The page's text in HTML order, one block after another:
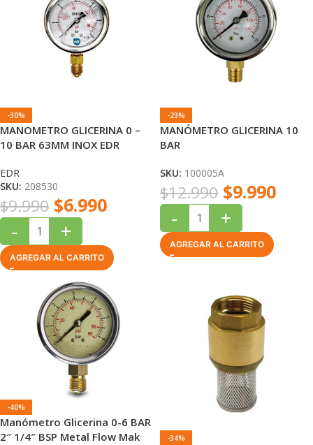
-30%
MANOMETRO GLICERINA 0 –
10 BAR 63MM INOX EDR
EDR
SKU: 208530
$9.990 $6.990
- +
AGREGAR AL CARRITO
-23%
MANÓMETRO GLICERINA 10
BAR
SKU: 100005A
$12.990 $9.990
- +
AGREGAR AL CARRITO
-40%
Manómetro Glicerina 0-6 BAR
2″ 1/4″ BSP Metal Flow Mak
-34%